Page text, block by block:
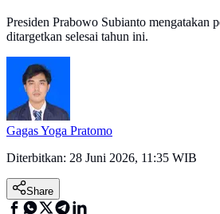
Presiden Prabowo Subianto mengatakan
ditargetkan selesai tahun ini.
Gagas Yoga Pratomo
Diterbitkan: 28 Juni 2026, 11:35 WIB
Share